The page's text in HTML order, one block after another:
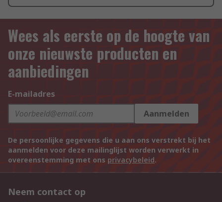
Wees als eerste op de hoogte van
onze nieuwste producten en
aanbiedingen
E-mailadres
Aanmelden
De persoonlijke gegevens die u aan ons verstrekt bij het
aanmelden voor deze mailinglijst worden verwerkt in
overeenstemming met ons privacybeleid.
Neem contact op